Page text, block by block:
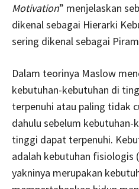
Motivation” menjelaskan
dikenal sebagai Hierarki
sering dikenal sebagai
Dalam teorinya Maslow
kebutuhan-kebutuhan di
terpenuhi atau paling tidak
dahulu sebelum
tinggi dapat terpenuhi.
adalah kebutuhan fisiologis
yakninya merupakan